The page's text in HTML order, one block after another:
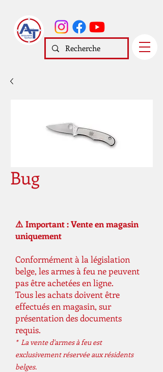
Bug
⚠️ Important : Vente en magasin
uniquement
Conformément à la législation
belge, les armes à feu ne peuvent
pas être achetées en ligne.
Tous les achats doivent être
effectués en magasin, sur
présentation des documents
requis.
* La vente d'armes à feu est
exclusivement réservée aux résidents
belges.